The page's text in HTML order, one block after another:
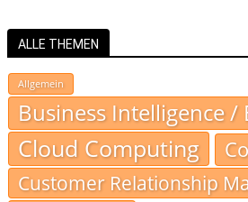
ALLE THEMEN
Allgemein
Business Intelligence /
Cloud Computing
Customer Relationship